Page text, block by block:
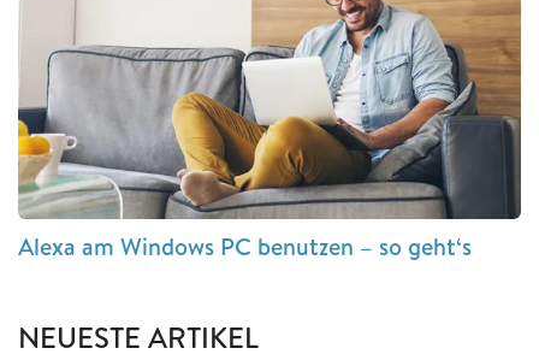
Alexa am Windows PC benutzen – so geht‘s
NEUESTE ARTIKEL